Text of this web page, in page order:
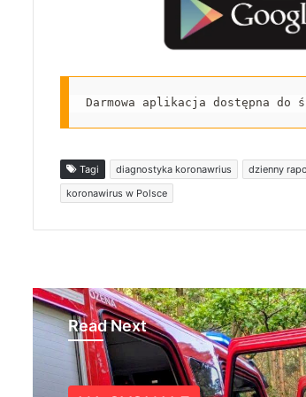
Darmowa aplikacja dostępna
Tagi diagnostyka koronawrius dzienny
koronawirus w Polsce
Read Next